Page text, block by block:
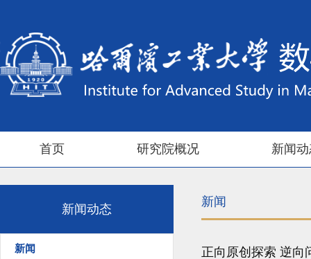
首页 研究院概况 新闻
新闻动态
新闻
新闻
正向原创探索 逆